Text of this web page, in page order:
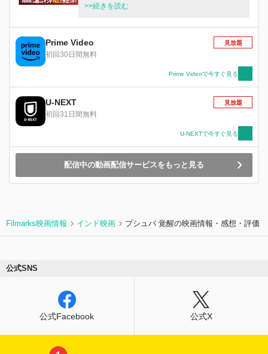
んだと思われていたアディーラが現れ、KGF奪還
一の弱点である恋人リナをさらい人質とする。リ
ナ救出に向かったロッキーは、アディーラに撃た
れ瀕死の重傷を負う。そしてアディーラは金輸出
せん滅していく。最大の敵に窮地に追い込まれた
ロッキー...果たして彼はKGFを守り、生き残るこ
>>続きを読む
Prime Video
初回30日間無料
見放題
Prime Videoで今すぐ見る
U-NEXT
初回31日間無料
見放題
U-NEXTで今すぐ見る
配信中の動画配信サービスをもっと見る
Filmarks映画情報 インド映画 プシュパ 覚醒の映画情報・感想・評価
公式SNS
公式Facebook 公式X